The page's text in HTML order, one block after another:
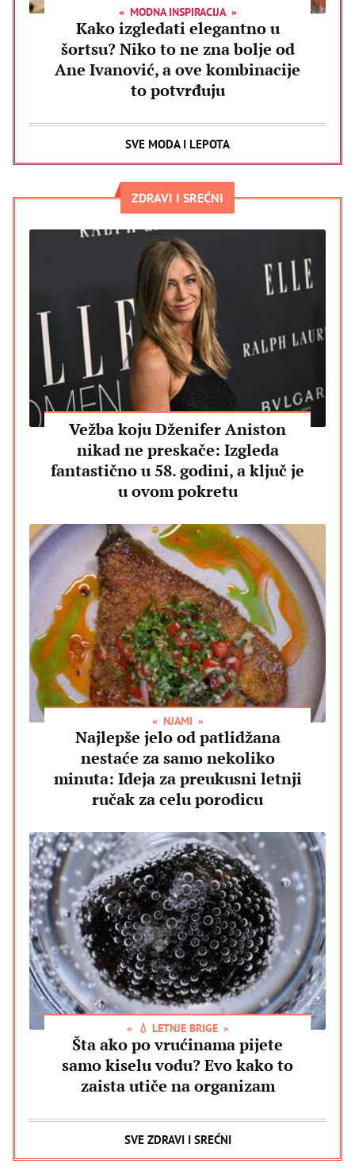
MODNA INSPIRACIJA
Kako izgledati elegantno u
šortsu? Niko to ne zna bolje od
Ane Ivanović, a ove kombinacije
to potvrđuju
SVE MODA I LEPOTA
ZDRAVI I SREĆNI
Vežba koju Dženifer Aniston
nikad ne preskače: Izgleda
fantastično u 58. godini, a ključ je
u ovom pokretu
NJAMI
Najlepše jelo od patlidžana
nestaće za samo nekoliko
minuta: Ideja za preukusni letnji
ručak za celu porodicu
💧 LETNJE BRIGE
Šta ako po vrućinama pijete
samo kiselu vodu? Evo kako to
zaista utiče na organizam
SVE ZDRAVI I SREĆNI